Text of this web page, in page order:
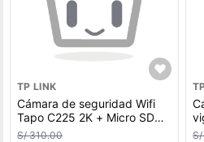
TP LINK
Cámara de seguridad Wifi
Tapo C225 2K + Micro SD
128GB, blanco
S/ 310.00